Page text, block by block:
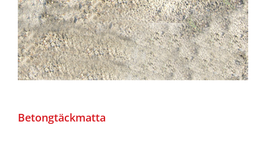
Betongtäckmatta